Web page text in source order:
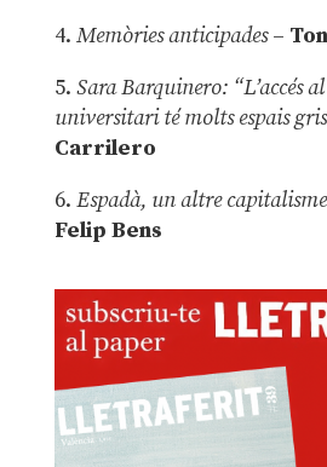
4. Memòries anticipades–
5. Sara Barquinero: “L’accés
universitari té molts espais
Carrilero
6. Espadà, un altre capitalisme
Felip Bens